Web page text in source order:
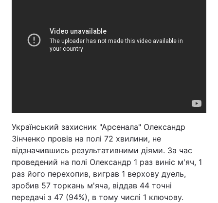
Український захисник "Арсенала" Олександр
Зінченко провів на полі 72 хвилини, не
відзначившись результативними діями. За час
проведений на полі Олександр 1 раз виніс м'яч, 1
раз його перехопив, виграв 1 верхову дуель,
зробив 57 торкань м'яча, віддав 44 точні
передачі з 47 (94%), в тому числі 1 ключову.